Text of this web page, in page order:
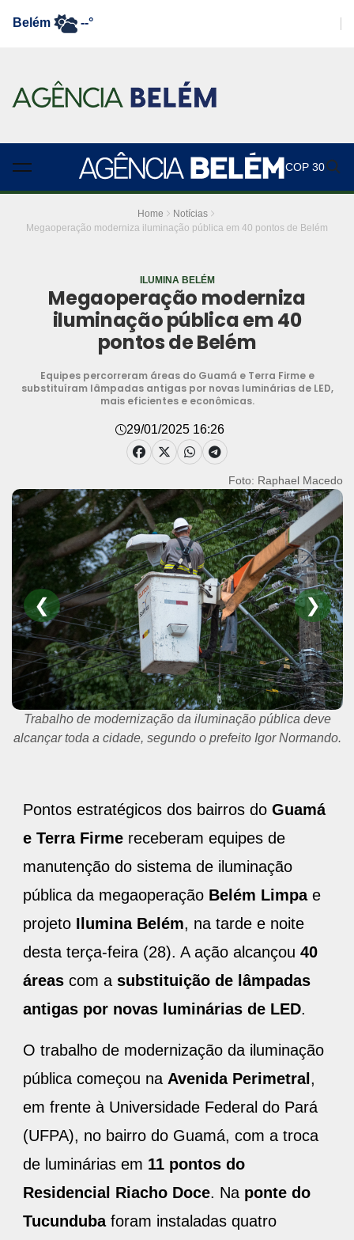
Belém --°
COP 30
Home
Notícias
Megaoperação moderniza iluminação pública em 40 pontos de Belém
ILUMINA BELÉM
Megaoperação moderniza
iluminação pública em 40
pontos de Belém
Equipes percorreram áreas do Guamá e Terra Firme e
substituíram lâmpadas antigas por novas luminárias de LED,
mais eficientes e econômicas.
29/01/2025 16:26
Foto: Raphael Macedo
❮ ❯
Trabalho de modernização da iluminação pública deve
alcançar toda a cidade, segundo o prefeito Igor Normando.
Pontos estratégicos dos bairros do Guamá
e Terra Firme receberam equipes de
manutenção do sistema de iluminação
pública da megaoperação Belém Limpa e
projeto Ilumina Belém, na tarde e noite
desta terça-feira (28). A ação alcançou 40
áreas com a substituição de lâmpadas
antigas por novas luminárias de LED.
O trabalho de modernização da iluminação
pública começou na Avenida Perimetral ,
em frente à Universidade Federal do Pará
(UFPA), no bairro do Guamá, com a troca
de luminárias em 11 pontos do
Residencial Riacho Doce. Na ponte do
Tucunduba foram instaladas quatro